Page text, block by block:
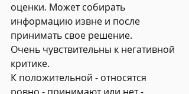
оценки. Может собирать
информацию извне и после
принимать свое решение.
Очень чувствительны к негативной
критике.
К положительной - относятся